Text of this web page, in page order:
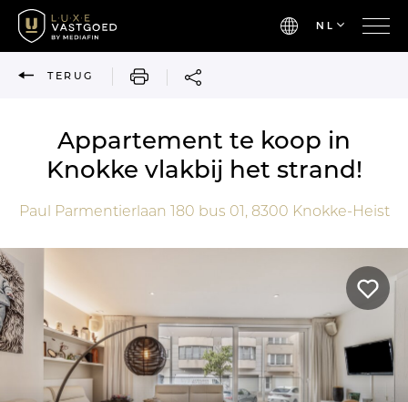
NL
TERUG AFDRUKKEN
Appartement te koop in
Knokke vlakbij het strand!
Paul Parmentierlaan 180 bus 01, 8300 Knokke-Heist